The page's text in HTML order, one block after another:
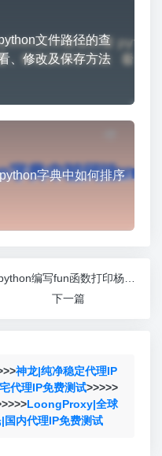
文件路径的查
、修改及保存方法
python字典中如何排序
下一篇
神龙|纯净稳定代理IP
代理IP免费测试>>>>>
LoongProxy|全球
国内代理IP免费测试